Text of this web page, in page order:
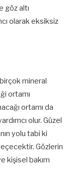
göz altı
olarak eksiksiz
mineral
ortamı
ortamı da
olur. Güzel
yolu tabi ki
Gözlerin
kişisel bakım